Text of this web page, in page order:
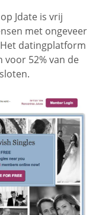
Jdate is vrij
met ongeveer
datingplatform
52% van de